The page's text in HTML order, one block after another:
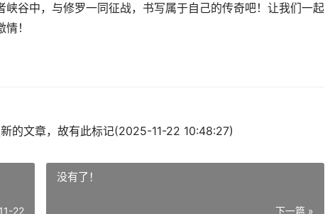
谷中，与修罗一同征战，书写属于自己的传奇吧！让我们一起
！
的文章，故有此标记(2025-11-22 10:48:27)
22
没有了！
下一篇 »